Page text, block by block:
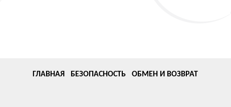
ГЛАВНАЯ БЕЗОПАСНОСТЬ ОБМЕН И ВОЗВРАТ